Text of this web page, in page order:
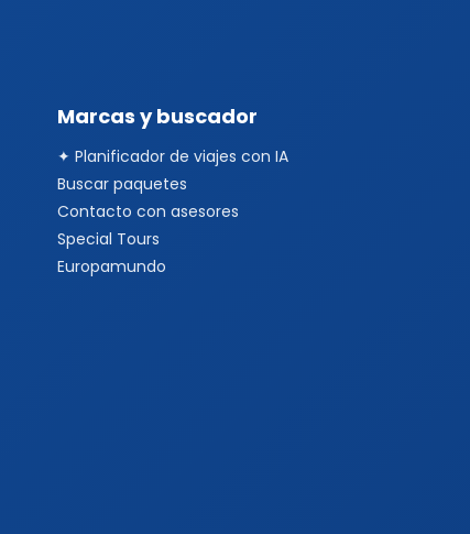
Marcas y buscador
✦ Planificador de viajes con IA
Buscar paquetes
Contacto con asesores
Special Tours
Europamundo